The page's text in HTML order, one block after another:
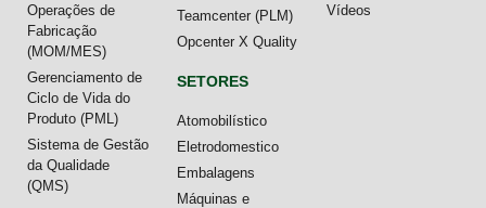
Operações de
Fabricação
(MOM/MES)
Gerenciamento de
Ciclo de Vida do
Produto (PML)
Sistema de Gestão
da Qualidade
(QMS)
Teamcenter (PLM)
Opcenter X Quality
SETORES
Atomobilístico
Eletrodomestico
Embalagens
Máquinas e
Vídeos